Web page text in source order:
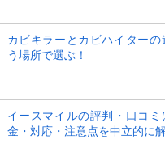
カビキラーとカビハイターの
う場所で選ぶ！
イースマイルの評判・口コミ
金・対応・注意点を中立的に